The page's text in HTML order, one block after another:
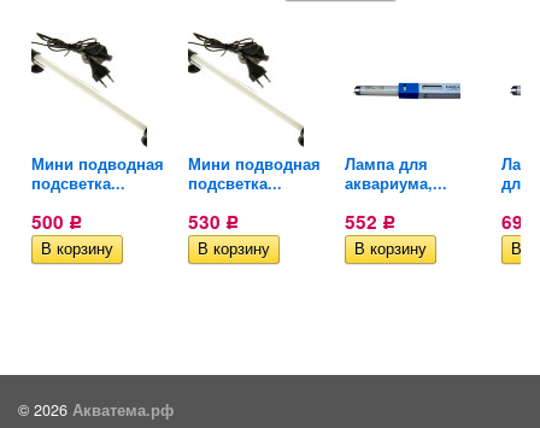
Мини подводная
подсветка...
500 Р
Мини подводная
подсветка...
530 Р
Лампа для
аквариума,...
552 Р 691
© 2026 Акватема.рф